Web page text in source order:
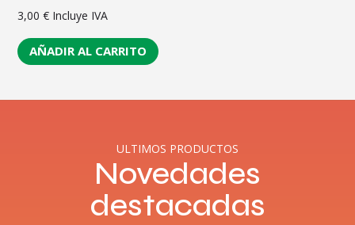
3,00€ Incluye IVA
AÑADIR AL CARRITO
ULTIMOS PRODUCTOS
Novedades
destacadas